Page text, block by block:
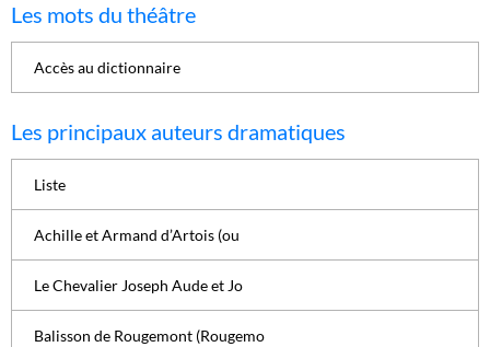
Les mots du théâtre
Accès au dictionnaire
Les principaux auteurs dramatiques
Liste
Achille et Armand d’Artois (ou
Le Chevalier Joseph Aude et Jo
Balisson de Rougemont (Rougemo